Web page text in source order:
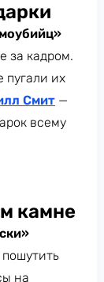
за кадром.
пугали их
Смит —
всему
камне
на